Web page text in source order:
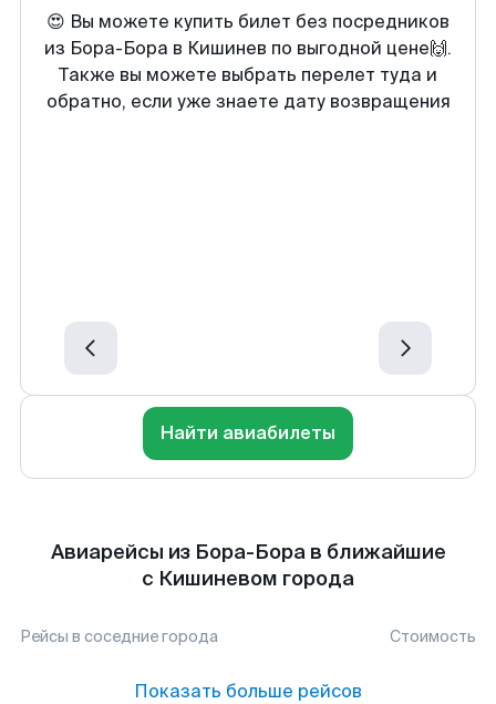
😍 Вы можете купить билет без посредников
из Бора-Бора в Кишинев по выгодной цене🙌.
Также вы можете выбрать перелет туда и
обратно, если уже знаете дату возвращения
Найти авиабилеты
Авиарейсы из Бора-Бора в ближайшие
с Кишиневом города
Рейсы в соседние города Стоимость
Показать больше рейсов